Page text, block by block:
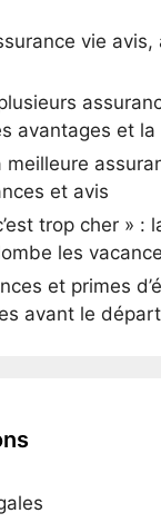
vie
avantages et
meilleure
et avis
trop cher » :
les
et primes
avant le départ